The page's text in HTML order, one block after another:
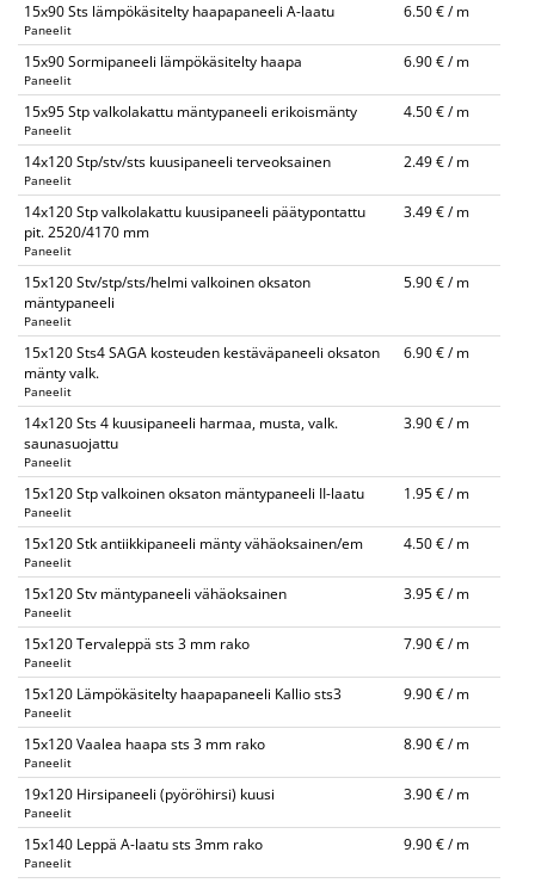
15x90 Sts lämpökäsitelty haapapaneeli A-laatu
Paneelit
6.50 € / m
15x90 Sormipaneeli lämpökäsitelty haapa
Paneelit
6.90 € / m
15x95 Stp valkolakattu mäntypaneeli erikoismänty
Paneelit
4.50 € / m
14x120 Stp/stv/sts kuusipaneeli terveoksainen
Paneelit
2.49 € / m
14x120 Stp valkolakattu kuusipaneeli päätypontattu
pit. 2520/4170 mm
Paneelit
3.49 € / m
15x120 Stv/stp/sts/helmi valkoinen oksaton
mäntypaneeli
Paneelit
5.90 € / m
15x120 Sts4 SAGA kosteuden kestäväpaneeli oksaton
mänty valk.
Paneelit
6.90 € / m
14x120 Sts 4 kuusipaneeli harmaa, musta, valk.
saunasuojattu
Paneelit
3.90 € / m
15x120 Stp valkoinen oksaton mäntypaneeli II-laatu
Paneelit
1.95 € / m
15x120 Stk antiikkipaneeli mänty vähäoksainen/em
Paneelit
4.50 € / m
15x120 Stv mäntypaneeli vähäoksainen
Paneelit
3.95 € / m
15x120 Tervaleppä sts 3 mm rako
Paneelit
7.90 € / m
15x120 Lämpökäsitelty haapapaneeli Kallio sts3
Paneelit
9.90 € / m
15x120 Vaalea haapa sts 3 mm rako
Paneelit
8.90 € / m
19x120 Hirsipaneeli (pyöröhirsi) kuusi
Paneelit
3.90 € / m
15x140 Leppä A-laatu sts 3mm rako
Paneelit
9.90 € / m